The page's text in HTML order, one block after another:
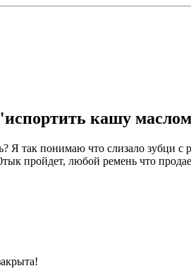
кашу
Я так понимаю что слизало зубци
пройдет, любой ремень что